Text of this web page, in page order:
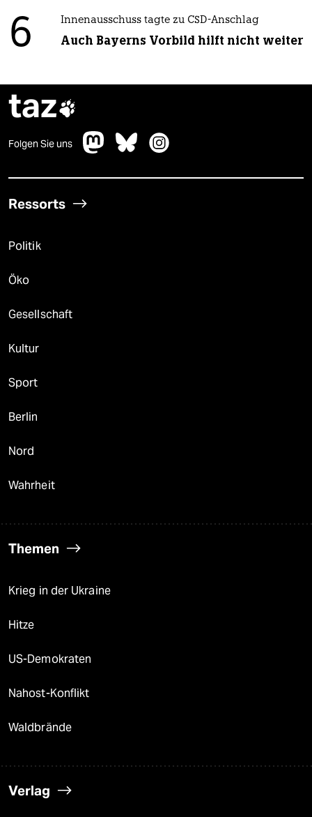
6 Innenausschuss tagte zu CSD-Anschlag
Auch Bayerns Vorbild hilft nicht weiter
taz
Folgen Sie uns
Ressorts
Politik
Öko
Gesellschaft
Kultur
Sport
Berlin
Nord
Wahrheit
Themen
Krieg in der Ukraine
Hitze
US-Demokraten
Nahost-Konflikt
Waldbrände
Verlag